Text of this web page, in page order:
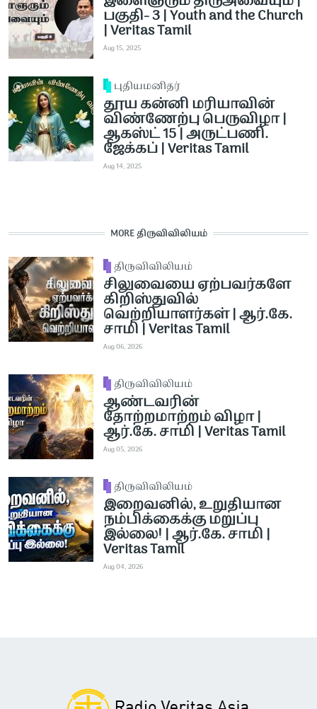
பகுதி- 3 | Youth and the Church
| Veritas Tamil
Aug 15, 2025
புதியமனிதர்
தூய கன்னி மரியாவின்
விண்ணேற்பு பெருவிழா |
ஆகஸ்ட் 15 | அருட்பணி.
ஜேக்கப் | Veritas Tamil
Aug 14, 2025
MORE திருவிவிலியம்
திருவிவிலியம்
சிலுவையை ஏற்பவர்களே
கிறிஸ்துவில்
வெற்றியாளர்கள் | ஆர்.கே.
சாமி | Veritas Tamil
Aug 06, 2026
திருவிவிலியம்
ஆண்டவரின்
தோற்றமாற்றம் விழா |
ஆர்.கே. சாமி | Veritas Tamil
Aug 05, 2026
திருவிவிலியம்
இறைவனில், உறுதியான
நம்பிக்கைக்கு மறுப்பு
இல்லை! | ஆர்.கே. சாமி |
Veritas Tamil
Aug 04, 2026